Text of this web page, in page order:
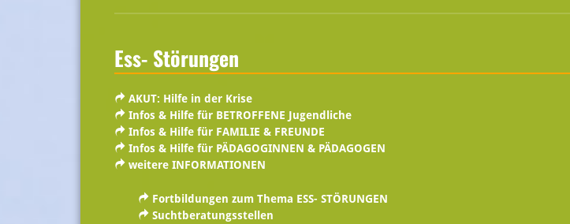
Ess- Störungen
AKUT: Hilfe in der Krise
Infos & Hilfe für BETROFFENE Jugendliche
Infos & Hilfe für FAMILIE & FREUNDE
Infos & Hilfe für PÄDAGOGINNEN & PÄDAGOGEN
weitere INFORMATIONEN
Fortbildungen zum Thema ESS- STÖRUNGEN
Suchtberatungsstellen